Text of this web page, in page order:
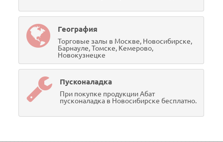
География
Торговые залы в Москве, Новосибирске,
Барнауле, Томске, Кемерово,
Новокузнецке
Пусконаладка
При покупке продукции Абат
пусконаладка в Новосибирске бесплатно.